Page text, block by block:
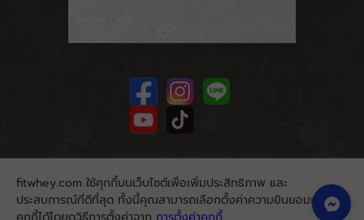
fitwhey.com ใช้คุกกี้บนเว็บไซต์เพื่อเพิ่มประสิทธิภาพ และ
ประสบการณ์ที่ดีที่สุด ทั้งนี้คุณสามารถเลือกตั้งค่าความยินยอมการใช้